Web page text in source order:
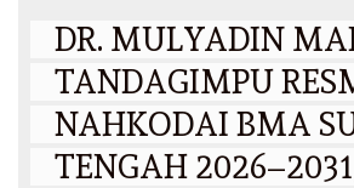
DR. MULYADIN
TANDAGIMPU
NAHKODAI BMA
TENGAH